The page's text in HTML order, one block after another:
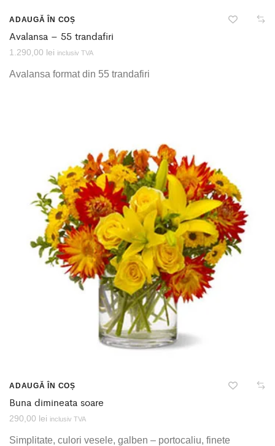
ADAUGĂ ÎN COȘ
Avalansa – 55 trandafiri
1.290,00 lei inclusiv TVA
Avalansa format din 55 trandafiri
ADAUGĂ ÎN COȘ
Buna dimineata soare
290,00 lei inclusiv TVA
Simplitate, culori vesele, galben – portocaliu, finete